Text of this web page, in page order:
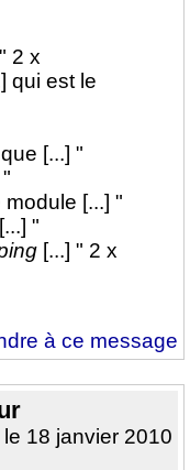
2 x
qui est le
[...] "
[...] "
"
[...] " 2 x
à ce message
le 18 janvier 2010